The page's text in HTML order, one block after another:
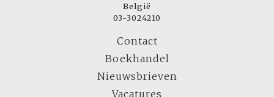
België
03-3024210
Contact
Boekhandel
Nieuwsbrieven
Vacatures